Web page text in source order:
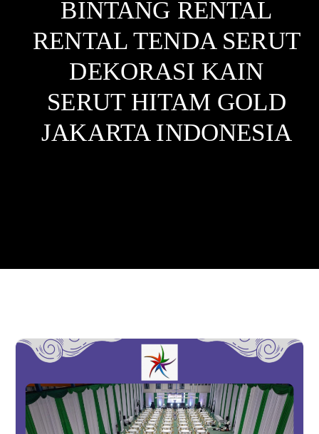
BINTANG RENTAL
RENTAL TENDA SERUT
DEKORASI KAIN
SERUT HITAM GOLD
JAKARTAINDONESIA